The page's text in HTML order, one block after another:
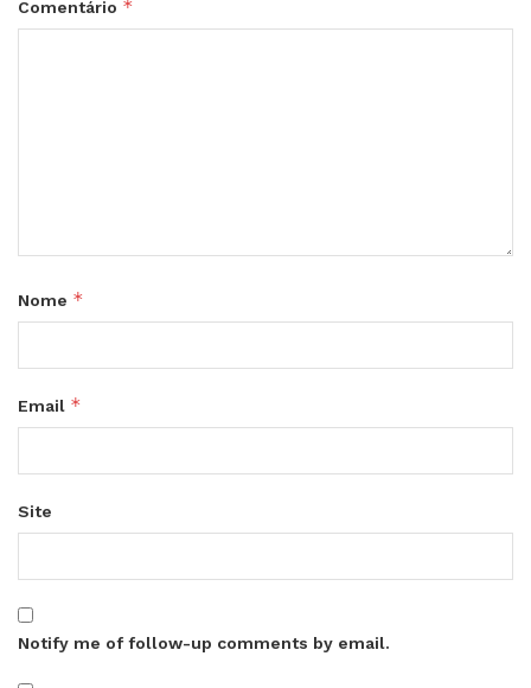
Comentário *
Nome *
Email *
Site
Notify me of follow-up comments by email.